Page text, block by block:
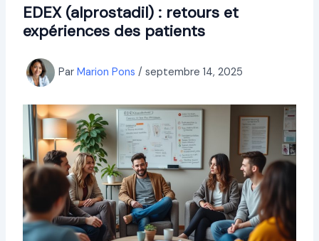
EDEX (alprostadil) : retours et
expériences des patients
Par Marion Pons / septembre 14, 2025